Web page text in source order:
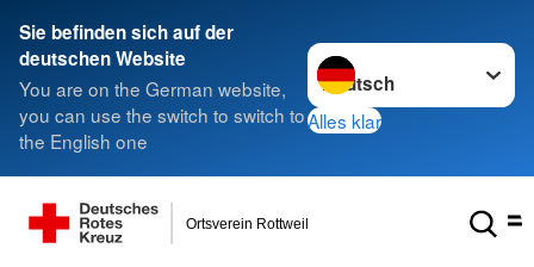
Sie befinden sich auf der
deutschen Website
You are on the German website,
you can use the switch to switch to
the English one
Sprache wechseln zu
Alles klar
Ortsverein Rottweil